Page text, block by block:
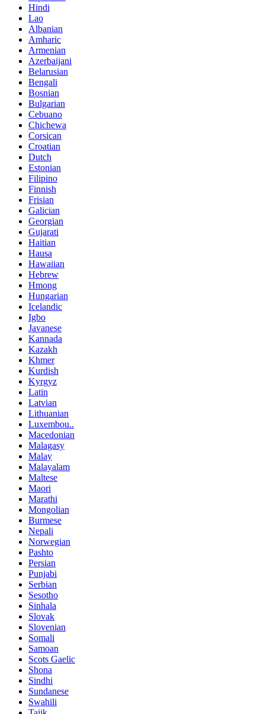
Hindi
Lao
Albanian
Amharic
Armenian
Azerbaijani
Belarusian
Bengali
Bosnian
Bulgarian
Cebuano
Chichewa
Corsican
Croatian
Dutch
Estonian
Filipino
Finnish
Frisian
Galician
Georgian
Gujarati
Haitian
Hausa
Hawaiian
Hebrew
Hmong
Hungarian
Icelandic
Igbo
Javanese
Kannada
Kazakh
Khmer
Kurdish
Kyrgyz
Latin
Latvian
Lithuanian
Luxembou..
Macedonian
Malagasy
Malay
Malayalam
Maltese
Maori
Marathi
Mongolian
Burmese
Nepali
Norwegian
Pashto
Persian
Punjabi
Serbian
Sesotho
Sinhala
Slovak
Slovenian
Somali
Samoan
Scots Gaelic
Shona
Sindhi
Sundanese
Swahili